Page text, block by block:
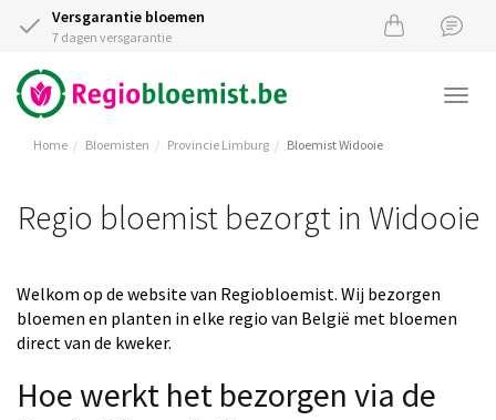
Versgarantie bloemen
7 dagen versgarantie
Home Bloemisten Provincie Limburg Bloemist Widooie
Regio bloemist bezorgt in Widooie
Welkom op de website van Regiobloemist. Wij bezorgen
bloemen en planten in elke regio van België met bloemen
direct van de kweker.
Hoe werkt het bezorgen via de